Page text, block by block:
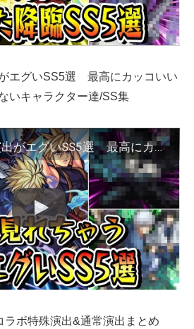
エグいSS5選 最高にカッコいい
いキャラクター達/SS集
【モンスト】SS演出がエグいSS5選 最高にカッコいいSSで何回見ても飽きないキャラクター達/SS集
ラボ特殊演出&通常演出まとめ